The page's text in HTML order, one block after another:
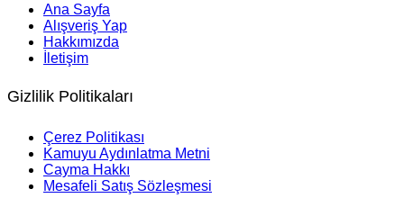
Ana Sayfa
Alışveriş Yap
Hakkımızda
İletişim
Gizlilik Politikaları
Çerez Politikası
Kamuyu Aydınlatma Metni
Cayma Hakkı
Mesafeli Satış Sözleşmesi